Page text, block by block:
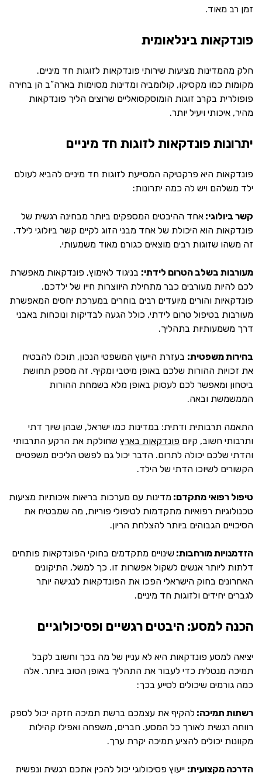
זמן רב מאוד.
פונדקאות בינלאומית
חלק מהמדינות מציעות שירותי פונדקאות לזוגות חד מיניים.
מקומות כמו מקסיקו, קולומביה ומדינות מסוימות בארה”ב הן בחירה
פופולרית בקרב זוגות הומוסקסואליים שרוצים הליך פונדקאות
מהיר, איכותי ויעיל יותר.
יתרונות פונדקאות לזוגות חד מיניים
פונדקאות היא פרקטיקה המסייעת לזוגות חד מיניים להביא לעולם
ילד משלהם ויש לה כמה יתרונות:
קשר ביולוגי: אחד ההיבטים המספקים ביותר מבחינה רגשית של
פונדקאות הוא היכולת של אחד מבני הזוג לקיים קשר ביולוגי לילד.
זה משהו שזוגות רבים מוצאים כגורם מאוד משמעותי.
מעורבות בשלב הטרום לידתי: בניגוד לאימוץ, פונדקאות מאפשרת
לכם להיות מעורבים כבר מתחילת היווצרות חייו של ילדכם.
פונדקאיות והורים מיועדים רבים בוחרים במערכת יחסים המאפשרת
מעורבות בטיפול טרום לידתי, כולל הגעה לבדיקות ונוכחות באבני
דרך משמעותיות בתהליך.
בהירות משפטית: בעזרת הייעוץ המשפטי הנכון, תוכלו להבטיח
את זכויות ההורות שלכם באופן מיטבי ומקיף. זה מספק תחושת
ביטחון ומאפשר לכם לעסוק באופן מלא בשמחת ההורות
הממשמשת ובאה.
התאמה תרבותית ודתית: במדינות כמו ישראל, שבהן שיוך דתי
ותרבותי חשוב, קיום פונדקאות בארץ שחולקת את הרקע התרבותי
והדתי שלכם יכולה לתרום. הדבר יכול גם לפשט הליכים משפטיים
הקשורים לשיוכו הדתי של הילד.
טיפול רפואי מתקדם: מדינות עם מערכות בריאות איכותיות מציעות
טכנולוגיות רפואיות מתקדמות לטיפולי פוריות, מה שמבטיח את
הסיכויים הגבוהים ביותר להצלחת הריון.
הזדמנויות מורחבות: שינויים מתקדמים בחוקי הפונדקאות פותחים
דלתות ליותר אנשים לשקול אפשרות זו. כך למשל, התיקונים
האחרונים בחוק הישראלי הפכו את הפונדקאות לנגישה יותר
לגברים יחידים ולזוגות חד מיניים.
הכנה למסע: היבטים רגשיים ופסיכולוגיים
יציאה למסע פונדקאות היא לא עניין של מה בכך וחשוב לקבל
תמיכה מנטלית כדי לעבור את התהליך באופן הטוב ביותר. אלה
כמה גורמים שיכולים לסייע בכך:
רשתות תמיכה: להקיף את עצמכם ברשת תמיכה חזקה יכול לספק
רווחה רגשית לאורך כל המסע. חברים, משפחה ואפילו קהילות
מקוונות יכולים להציע תמיכה יקרת ערך.
הדרכה מקצועית: ייעוץ פסיכולוגי יכול להכין אתכם רגשית ונפשית